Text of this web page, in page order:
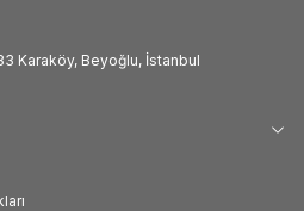
Karaköy, Beyoğlu, İstanbul